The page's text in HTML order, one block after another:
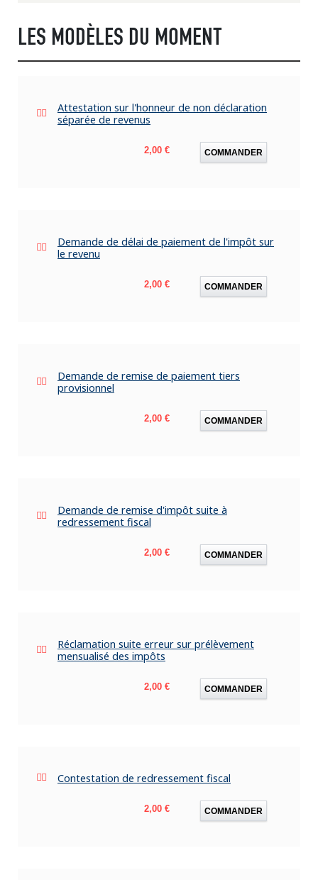
LES MODÈLES DU MOMENT
Attestation sur l'honneur de non déclaration
séparée de revenus
Prix
2,00 € COMMANDER
Demande de délai de paiement de l'impôt sur
le revenu
Prix
2,00 € COMMANDER
Demande de remise de paiement tiers
provisionnel
Prix
2,00 € COMMANDER
Demande de remise d'impôt suite à
redressement fiscal
Prix
2,00 € COMMANDER
Réclamation suite erreur sur prélèvement
mensualisé des impôts
Prix
2,00 € COMMANDER
Contestation de redressement fiscal
Prix
2,00 € COMMANDER